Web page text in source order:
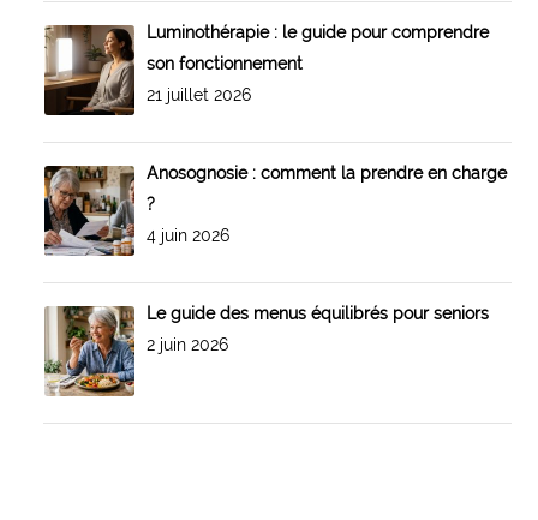
Luminothérapie : le guide pour comprendre
son fonctionnement
21 juillet 2026
Anosognosie : comment la prendre en charge
?
4 juin 2026
Le guide des menus équilibrés pour seniors
2 juin 2026